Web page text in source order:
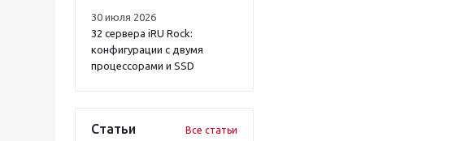
30 июля 2026
32 сервера iRU Rock:
конфигурации с двумя
процессорами и SSD
Статьи Все статьи